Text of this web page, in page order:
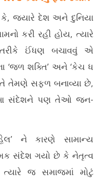
જ્યારે દેશ અને દુનિયા
કરી રહી હોય, ત્યારે
તરીકે ઈંધણ બચાવવું એ
‘જળ શક્તિ’ અને ‘કેચ ધ
તેમણે સફળ બનાવ્યા છે,
આ સંદેશને પણ તેઓ જન-
ને કારણે સામાન્ય
સંદેશ ગયો છે કે નેતૃત્વ
જ સમાજમાં મોટું